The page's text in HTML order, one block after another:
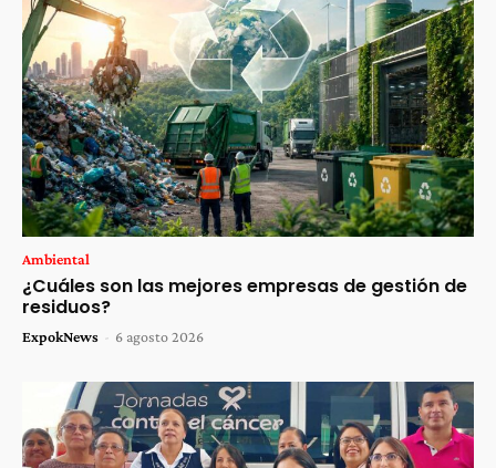
Ambiental
¿Cuáles son las mejores empresas de gestión de
residuos?
ExpokNews - 6 agosto 2026